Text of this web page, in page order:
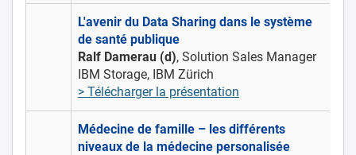
L'avenir du Data Sharing dans le système
de santé publique
Ralf Damerau (d), Solution Sales Manager
IBM Storage, IBM Zürich
> Télécharger la présentation
Médecine de famille – les différents
niveaux de la médecine personalisée